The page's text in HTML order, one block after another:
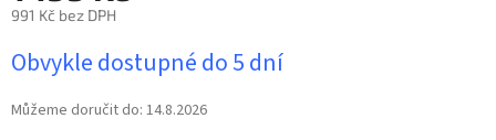
991 Kč bez DPH
cena:
Obvykle dostupné do 5 dní
Můžeme doručit do: 14.8.2026